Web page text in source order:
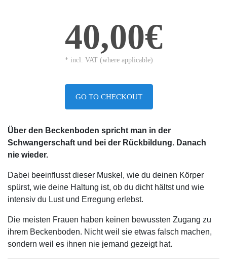
40,00€
* incl. VAT (where applicable)
GO TO CHECKOUT
Über den Beckenboden spricht man in der
Schwangerschaft und bei der Rückbildung. Danach
nie wieder.
Dabei beeinflusst dieser Muskel, wie du deinen Körper
spürst, wie deine Haltung ist, ob du dicht hältst und wie
intensiv du Lust und Erregung erlebst.
Die meisten Frauen haben keinen bewussten Zugang zu
ihrem Beckenboden. Nicht weil sie etwas falsch machen,
sondern weil es ihnen nie jemand gezeigt hat.